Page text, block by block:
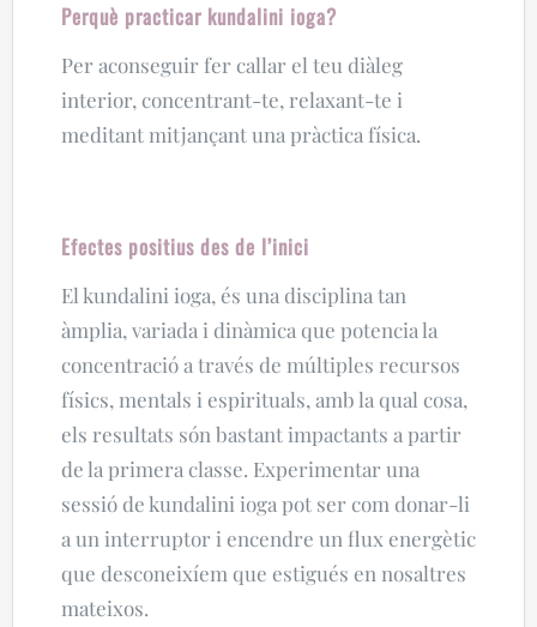
Perquè practicar kundalini ioga?
Per aconseguir fer callar el teu diàleg
interior, concentrant-te, relaxant-te i
meditant mitjançant una pràctica física.
Efectes positius des de l’inici
El kundalini ioga, és una disciplina tan
àmplia, variada i dinàmica que potencia la
concentració a través de múltiples recursos
físics, mentals i espirituals, amb la qual cosa,
els resultats són bastant impactants a partir
de la primera classe. Experimentar una
sessió de kundalini ioga pot ser com donar-li
a un interruptor i encendre un flux energètic
que desconeixíem que estigués en nosaltres
mateixos.